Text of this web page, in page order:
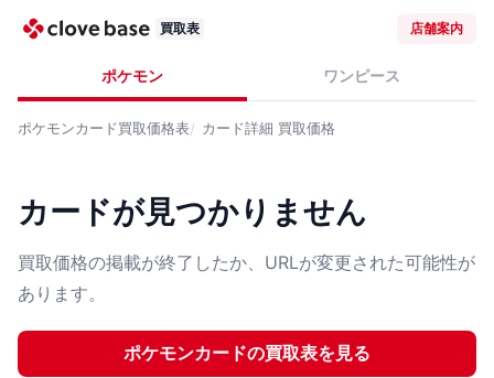
買取表 店舗案内
ポケモン ワンピース
ポケモンカード買取価格表 カード詳細 買取価格
カードが見つかりません
買取価格の掲載が終了したか、URLが変更された可能性が
あります。
ポケモンカードの買取表を見る